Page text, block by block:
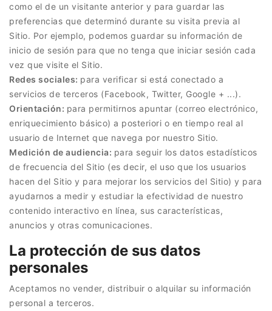
como el de un visitante anterior y para guardar las
preferencias que determinó durante su visita previa al
Sitio. Por ejemplo, podemos guardar su información de
inicio de sesión para que no tenga que iniciar sesión cada
vez que visite el Sitio.
Redes sociales: para verificar si está conectado a
servicios de terceros (Facebook, Twitter, Google + ...).
Orientación: para permitirnos apuntar (correo electrónico,
enriquecimiento básico) a posteriori o en tiempo real al
usuario de Internet que navega por nuestro Sitio.
Medición de audiencia: para seguir los datos estadísticos
de frecuencia del Sitio (es decir, el uso que los usuarios
hacen del Sitio y para mejorar los servicios del Sitio) y para
ayudarnos a medir y estudiar la efectividad de nuestro
contenido interactivo en línea, sus características,
anuncios y otras comunicaciones.
La protección de sus datos
personales
Aceptamos no vender, distribuir o alquilar su información
personal a terceros.